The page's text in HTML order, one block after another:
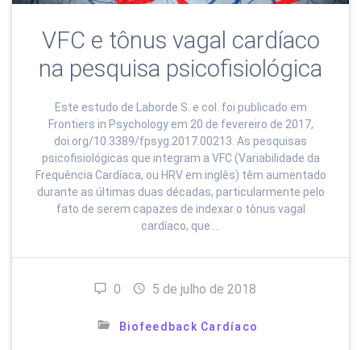
VFC e tônus vagal cardíaco
na pesquisa psicofisiológica
Este estudo de Laborde S. e col. foi publicado em
Frontiers in Psychology em 20 de fevereiro de 2017,
doi.org/10.3389/fpsyg.2017.00213. As pesquisas
psicofisiológicas que integram a VFC (Variabilidade da
Frequência Cardíaca, ou HRV em inglês) têm aumentado
durante as últimas duas décadas, particularmente pelo
fato de serem capazes de indexar o tônus vagal
cardíaco, que …
0 5 de julho de 2018
Biofeedback Cardíaco